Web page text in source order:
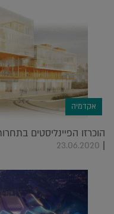
אקדמיה
הוכרזו הפיינליסטים
|
23.06.2020